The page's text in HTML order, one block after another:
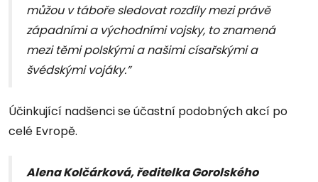
můžou v táboře sledovat rozdíly mezi právě
západními a východními vojsky, to znamená
mezi těmi polskými a našimi císařskými a
švédskými vojáky.”
Účinkující nadšenci se účastní podobných akcí po
celé Evropě.
Alena Kolčárková, ředitelka Gorolského